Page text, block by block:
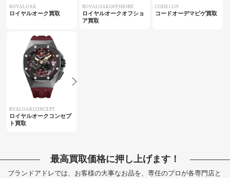
ROYALOAK
ロイヤルオーク買取
ROYALOAKOFFSHORE
ロイヤルオークオフショ
ア買取
CODE1159
コードオーデマピゲ買取
RYALOAKCONCEPT
ロイヤルオークコンセプ
ト買取
最高買取価格に押し上げます！
ブランドアドレでは、お客様の大事なお品を、専任のプロが各専門店と